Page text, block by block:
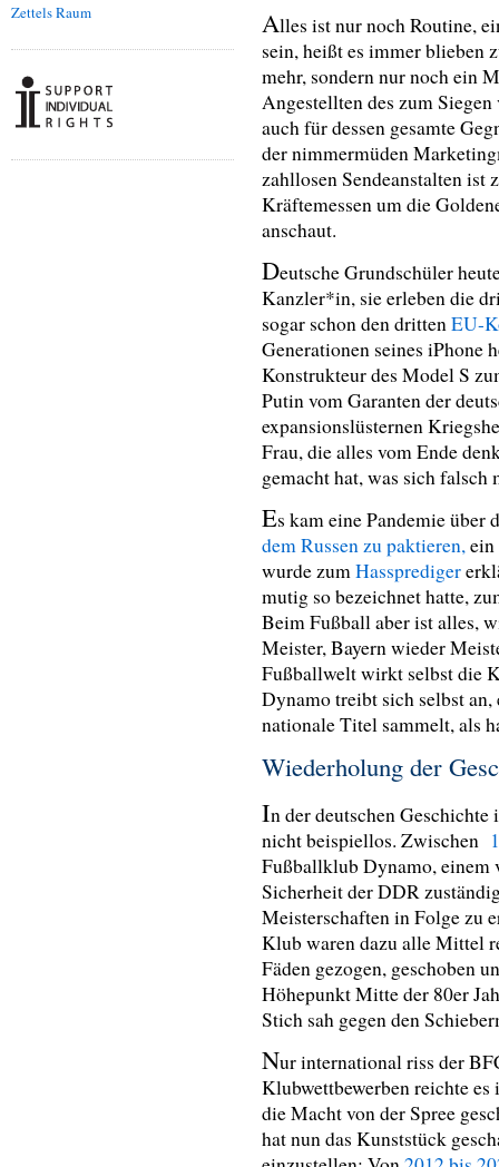
Zettels Raum
Alles ist nur noch Routine,
sein, heißt es immer blieben
mehr, sondern nur noch ein
Angestellten des zum
auch für dessen gesamte
der nimmermüden
zahllosen Sendeanstalten ist
Kräftemessen um die
anschaut.
Deutsche Grundschüler
Kanzler*in, sie erleben die
sogar schon den dritten EU-
Generationen seines iPhone
Konstrukteur des Model S
Putin vom Garanten der
expansionslüsternen
Frau, die alles vom Ende
gemacht hat, was sich
Es kam eine Pandemie über
dem Russen zu paktieren, ein
wurde zum Hassprediger
mutig so bezeichnet hatte,
Beim Fußball aber ist alles,
Meister, Bayern wieder
Fußballwelt wirkt selbst die
Dynamo treibt sich selbst
nationale Titel sammelt, als
Wiederholung der
In der deutschen
nicht beispiellos. Zwischen
Fußballklub Dynamo, einem
Sicherheit der DDR
Meisterschaften in Folge zu
Klub waren dazu alle Mittel
Fäden gezogen, geschoben
Höhepunkt Mitte der 80er
Stich sah gegen den
Nur international riss der
Klubwettbewerben reichte
die Macht von der Spree
hat nun das Kunststück